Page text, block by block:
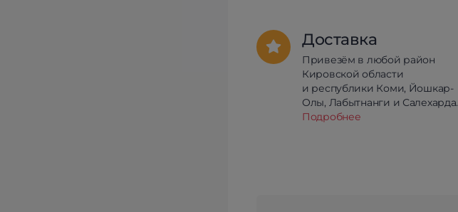
Доставка
Привезём в любой район
Кировской области
и республики Коми, Йошкар-
Олы, Лабытнанги и Салехарда.
Подробнее